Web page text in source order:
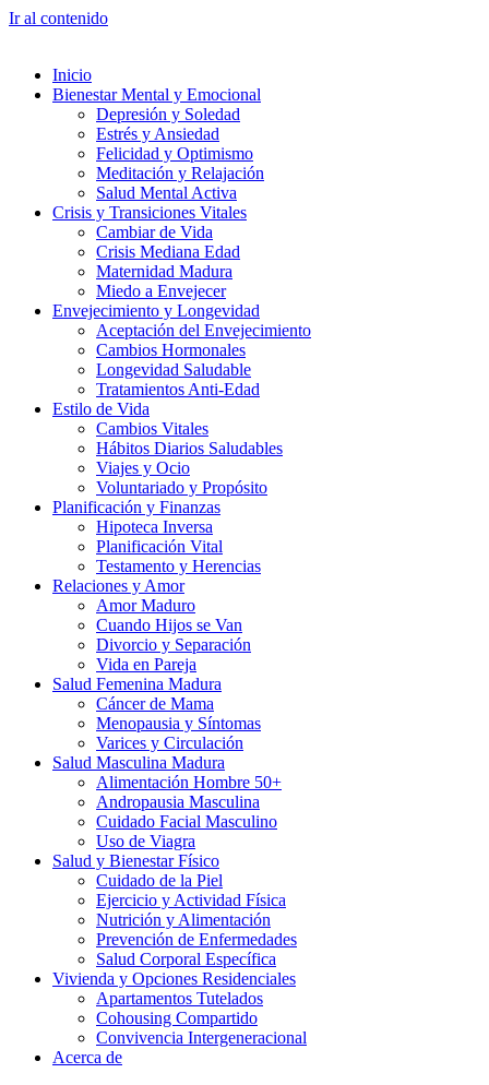
Ir al contenido
Inicio
Bienestar Mental y Emocional
Depresión y Soledad
Estrés y Ansiedad
Felicidad y Optimismo
Meditación y Relajación
Salud Mental Activa
Crisis y Transiciones Vitales
Cambiar de Vida
Crisis Mediana Edad
Maternidad Madura
Miedo a Envejecer
Envejecimiento y Longevidad
Aceptación del Envejecimiento
Cambios Hormonales
Longevidad Saludable
Tratamientos Anti-Edad
Estilo de Vida
Cambios Vitales
Hábitos Diarios Saludables
Viajes y Ocio
Voluntariado y Propósito
Planificación y Finanzas
Hipoteca Inversa
Planificación Vital
Testamento y Herencias
Relaciones y Amor
Amor Maduro
Cuando Hijos se Van
Divorcio y Separación
Vida en Pareja
Salud Femenina Madura
Cáncer de Mama
Menopausia y Síntomas
Varices y Circulación
Salud Masculina Madura
Alimentación Hombre 50+
Andropausia Masculina
Cuidado Facial Masculino
Uso de Viagra
Salud y Bienestar Físico
Cuidado de la Piel
Ejercicio y Actividad Física
Nutrición y Alimentación
Prevención de Enfermedades
Salud Corporal Específica
Vivienda y Opciones Residenciales
Apartamentos Tutelados
Cohousing Compartido
Convivencia Intergeneracional
Acerca de